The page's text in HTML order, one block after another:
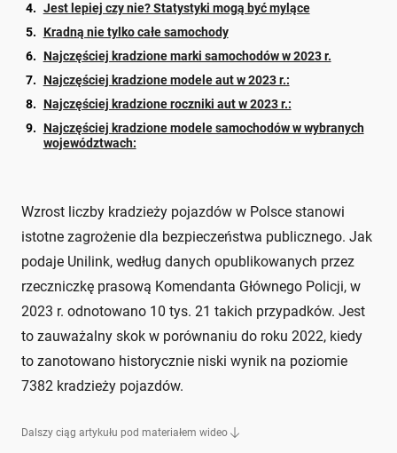
Jest lepiej czy nie? Statystyki mogą być mylące
Kradną nie tylko całe samochody
Najczęściej kradzione marki samochodów w 2023 r.
Najczęściej kradzione modele aut w 2023 r.:
Najczęściej kradzione roczniki aut w 2023 r.:
Najczęściej kradzione modele samochodów w wybranych
województwach:
Wzrost liczby kradzieży pojazdów w Polsce stanowi
istotne zagrożenie dla bezpieczeństwa publicznego. Jak
podaje Unilink, według danych opublikowanych przez
rzeczniczkę prasową Komendanta Głównego Policji, w
2023 r. odnotowano 10 tys. 21 takich przypadków. Jest
to zauważalny skok w porównaniu do roku 2022, kiedy
to zanotowano historycznie niski wynik na poziomie
7382 kradzieży pojazdów.
Dalszy ciąg artykułu pod materiałem wideo